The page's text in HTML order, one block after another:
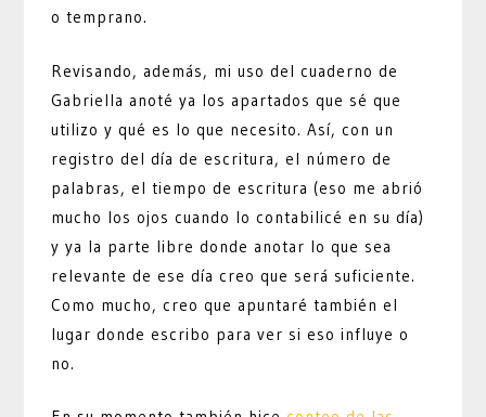
o temprano.
Revisando, además, mi uso del cuaderno de
Gabriella anoté ya los apartados que sé que
utilizo y qué es lo que necesito. Así, con un
registro del día de escritura, el número de
palabras, el tiempo de escritura (eso me abrió
mucho los ojos cuando lo contabilicé en su día)
y ya la parte libre donde anotar lo que sea
relevante de ese día creo que será suficiente.
Como mucho, creo que apuntaré también el
lugar donde escribo para ver si eso influye o
no.